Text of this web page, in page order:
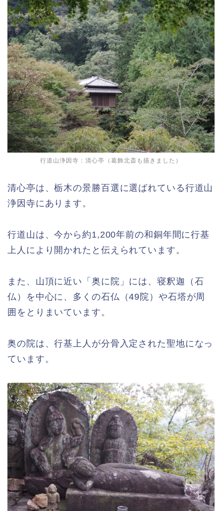
行道山浄因寺：清心亭（葛飾北斎も描きました）
清心亭は、栃木の景勝百選に選ばれている行道山
浄因寺にあります。
行道山は、今から約1,200年前の和銅年間に行基
上人により開かれたと伝えられています。
また、山頂に近い「奥に院」には、寝釈迦（石
仏）を中心に、多くの石仏（49院）や石塔が周
囲をとりまいています。
奥の院は、行基上人が分骨入定された聖地になっ
ています。